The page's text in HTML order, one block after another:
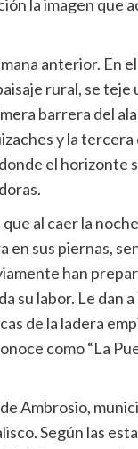
la imagen que
anterior. En
rural, se teje
barrera del
y la tercera
el horizonte
al caer la
en sus piernas,
han
su labor. Le dan
de la ladera
como “La
Ambrosio,
Según las